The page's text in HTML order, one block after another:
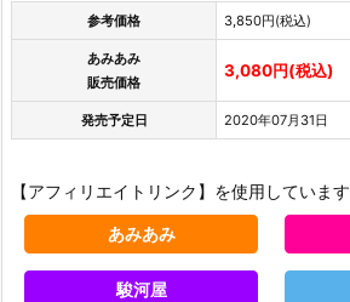
参考価格 3,850円(税込)
あみあみ
販売価格
3,080円(税込)
発売予定日 2020年07月31日
【アフィリエイトリンク】を使用しています
あみあみ
駿河屋